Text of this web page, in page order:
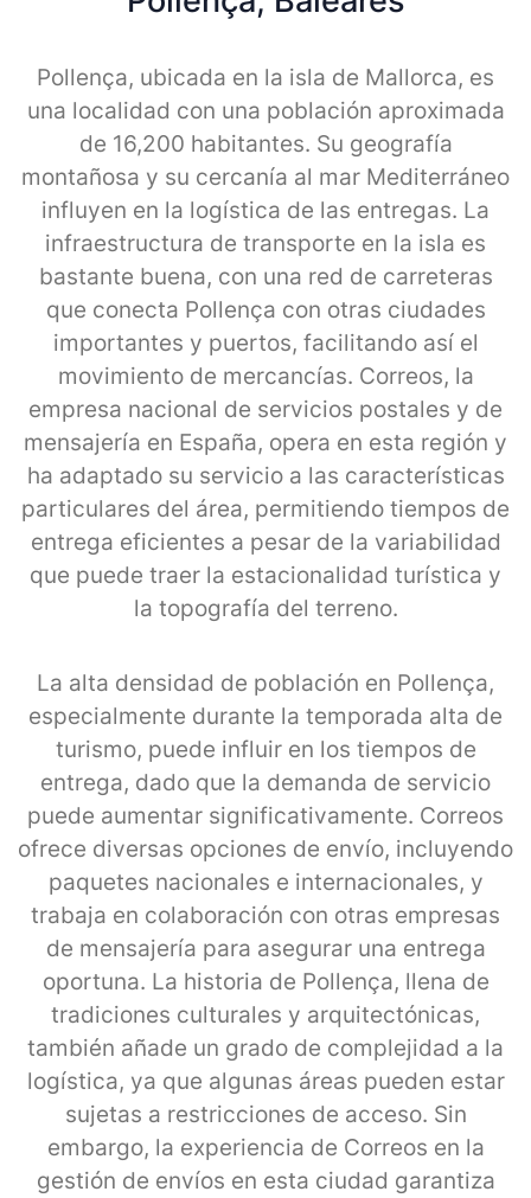
Pollença, ubicada en la isla de Mallorca, es
una localidad con una población aproximada
de 16,200 habitantes. Su geografía
montañosa y su cercanía al mar Mediterráneo
influyen en la logística de las entregas. La
infraestructura de transporte en la isla es
bastante buena, con una red de carreteras
que conecta Pollença con otras ciudades
importantes y puertos, facilitando así el
movimiento de mercancías. Correos, la
empresa nacional de servicios postales y de
mensajería en España, opera en esta región y
ha adaptado su servicio a las características
particulares del área, permitiendo tiempos de
entrega eficientes a pesar de la variabilidad
que puede traer la estacionalidad turística y
la topografía del terreno.
La alta densidad de población en Pollença,
especialmente durante la temporada alta de
turismo, puede influir en los tiempos de
entrega, dado que la demanda de servicio
puede aumentar significativamente. Correos
ofrece diversas opciones de envío, incluyendo
paquetes nacionales e internacionales, y
trabaja en colaboración con otras empresas
de mensajería para asegurar una entrega
oportuna. La historia de Pollença, llena de
tradiciones culturales y arquitectónicas,
también añade un grado de complejidad a la
logística, ya que algunas áreas pueden estar
sujetas a restricciones de acceso. Sin
embargo, la experiencia de Correos en la
gestión de envíos en esta ciudad garantiza